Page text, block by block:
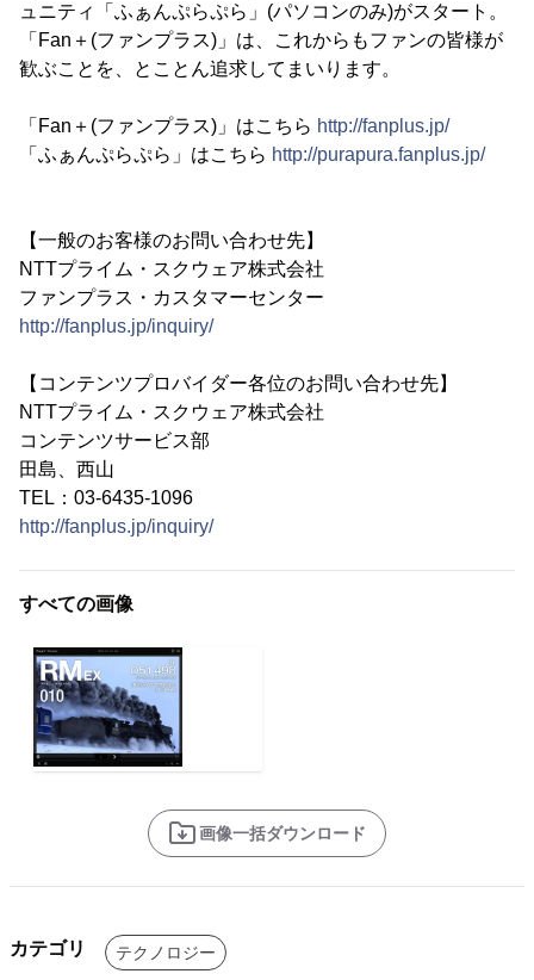
ュニティ「ふぁんぷらぷら」(パソコンのみ)がスタート。
「Fan＋(ファンプラス)」は、これからもファンの皆様が
歓ぶことを、とことん追求してまいります。
「Fan＋(ファンプラス)」はこちら http://fanplus.jp/
「ふぁんぷらぷら」はこちら http://purapura.fanplus.jp/
【一般のお客様のお問い合わせ先】
NTTプライム・スクウェア株式会社
ファンプラス・カスタマーセンター
http://fanplus.jp/inquiry/
【コンテンツプロバイダー各位のお問い合わせ先】
NTTプライム・スクウェア株式会社
コンテンツサービス部
田島、西山
TEL：03-6435-1096
http://fanplus.jp/inquiry/
すべての画像
画像一括ダウンロード
カテゴリ テクノロジー